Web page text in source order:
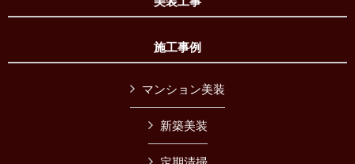
施工事例
マンション美装
新築美装